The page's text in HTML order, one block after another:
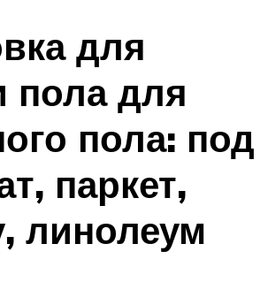
для
пола для
пола: под
паркет,
линолеум